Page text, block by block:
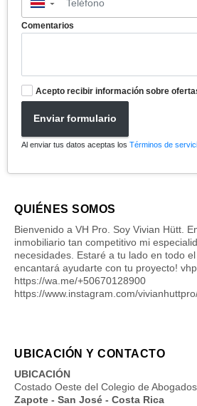
▼
Comentarios
Acepto recibir información sobre
Enviar formulario
Al enviar tus datos aceptas los Términos de
QUIÉNES SOMOS
Bienvenido a VH Pro. Soy Vivian Hütt.
inmobiliario tan competitivo mi
necesidades. Estaré a tu lado en todo
encantará ayudarte con tu proyecto!
https://wa.me/+50670128900
https://www.instagram.com/
UBICACIÓN Y CONTACTO
UBICACIÓN
Costado Oeste del Colegio de Abogados
Zapote - San José - Costa Rica